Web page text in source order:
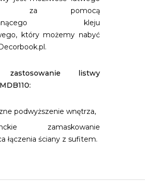
za pomocą
kleju
który możemy nabyć
zastosowanie listwy
podwyższenie wnętrza,
zamaskowanie
łączenia ściany z sufitem.